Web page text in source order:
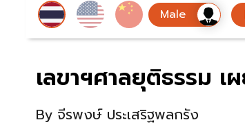
เลขาฯศาลยุติธรรม
By จีรพงษ์ ประเสริฐพลกรัง